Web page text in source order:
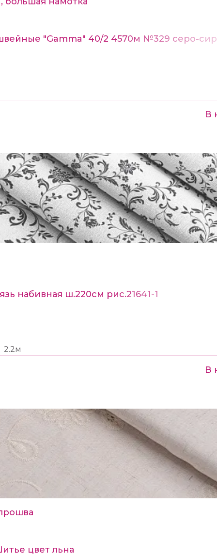
"Gamma" 40/2 4570м №329 серо-
В
набивная ш.220см рис.21641-1
2.2м
В
цвет льна